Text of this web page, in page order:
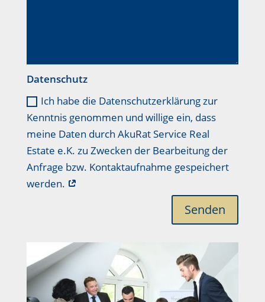
Datenschutz
Ich habe die Datenschutzerklärung zur
Kenntnis genommen und willige ein, dass
meine Daten durch AkuRat Service Real
Estate e.K. zu Zwecken der Bearbeitung der
Anfrage bzw. Kontaktaufnahme gespeichert
werden.
Senden